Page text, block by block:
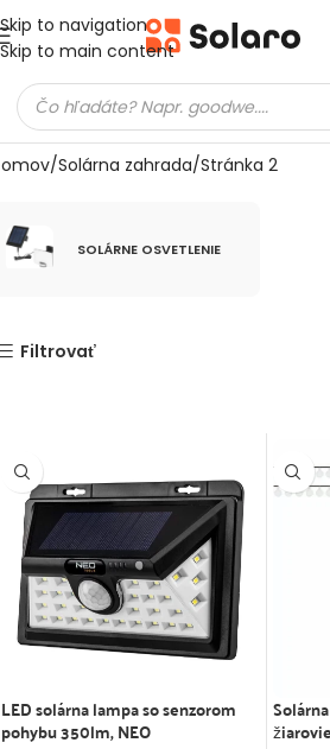
Skip to navigation
Skip to main content
max.
9
8
7
Solárna zahrada Stránka 2
SOLÁRNE OSVETLENIE
Filtrovať
LED solárna lampa so senzorom
pohybu 350lm, NEO